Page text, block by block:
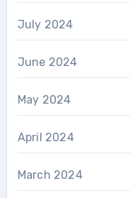
July 2024
June 2024
May 2024
April 2024
March 2024